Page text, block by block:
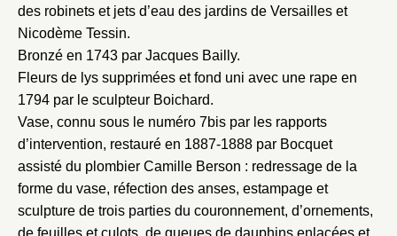
des robinets et jets d’eau des jardins de Versailles et
Nicodème Tessin.
Bronzé en 1743 par Jacques Bailly.
Fleurs de lys supprimées et fond uni avec une rape en
1794 par le sculpteur Boichard.
Vase, connu sous le numéro 7bis par les rapports
d’intervention, restauré en 1887-1888 par Bocquet
assisté du plombier Camille Berson : redressage de la
forme du vase, réfection des anses, estampage et
sculpture de trois parties du couronnement, d’ornements,
Valider
Nouveau dossier
Créer et ajouter
Mot de passe
Envoyer
Vous n'êtes pas encore inscrit ?
Vous avez oublié votre mot de passe ? Cliquez ici